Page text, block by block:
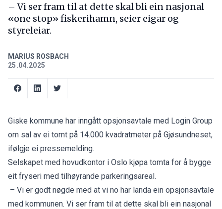
– Vi ser fram til at dette skal bli ein nasjonal
«one stop» fiskerihamn, seier eigar og
styreleiar.
MARIUS ROSBACH
25.04.2025
Giske kommune har inngått opsjonsavtale med Login Group
om sal av ei tomt på 14.000 kvadratmeter på Gjøsundneset,
ifølgje ei pressemelding.
Selskapet med hovudkontor i Oslo kjøpa tomta for å bygge
eit fryseri med tilhøyrande parkeringsareal.
– Vi er godt nøgde med at vi no har landa ein opsjonsavtale
med kommunen. Vi ser fram til at dette skal bli ein nasjonal